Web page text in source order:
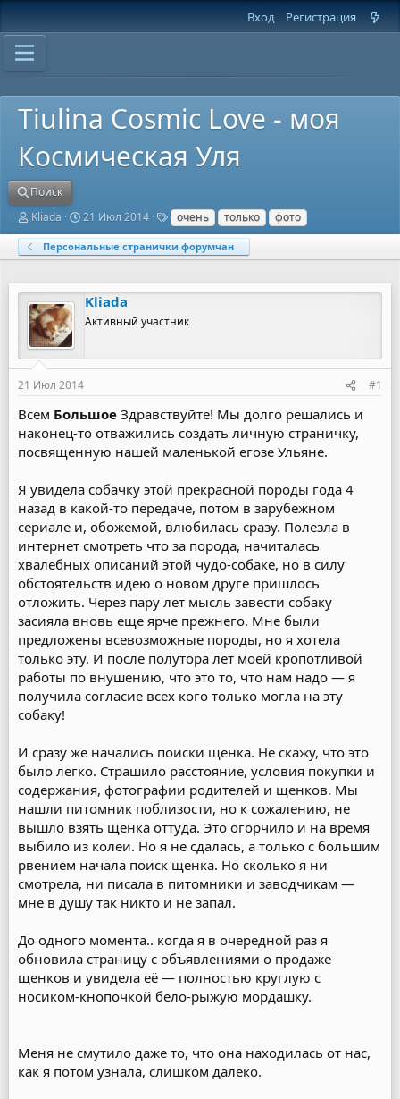
Вход Регистрация
Tiulina Cosmic Love - моя
Космическая Уля
Поиск
А
т
о
т
е
м
ы
Kliada
Д
т
а
а
ч
а
л
21 Июл 2014
Т
е
г
и
очень только фото
Персональные странички форумчан
Kliada
Активный участник
21 Июл 2014 #1
Всем Большое Здравствуйте! Мы долго решались и
наконец-то отважились создать личную страничку,
посвященную нашей маленькой егозе Ульяне.
Я увидела собачку этой прекрасной породы года 4
назад в какой-то передаче, потом в зарубежном
сериале и, обожемой, влюбилась сразу. Полезла в
интернет смотреть что за порода, начиталась
хвалебных описаний этой чудо-собаке, но в силу
обстоятельств идею о новом друге пришлось
отложить. Через пару лет мысль завести собаку
засияла вновь еще ярче прежнего. Мне были
предложены всевозможные породы, но я хотела
только эту. И после полутора лет моей кропотливой
работы по внушению, что это то, что нам надо — я
получила согласие всех кого только могла на эту
собаку!
И сразу же начались поиски щенка. Не скажу, что это
было легко. Страшило расстояние, условия покупки и
содержания, фотографии родителей и щенков. Мы
нашли питомник поблизости, но к сожалению, не
вышло взять щенка оттуда. Это огорчило и на время
выбило из колеи. Но я не сдалась, а только с большим
рвением начала поиск щенка. Но сколько я ни
смотрела, ни писала в питомники и заводчикам —
мне в душу так никто и не запал.
До одного момента.. когда я в очередной раз я
обновила страницу с объявлениями о продаже
щенков и увидела её — полностью круглую с
носиком-кнопочкой бело-рыжую мордашку.
Меня не смутило даже то, что она находилась от нас,
как я потом узнала, слишком далеко.